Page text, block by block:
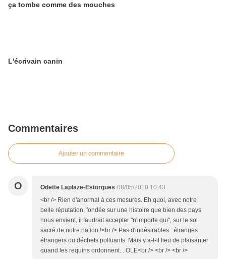
ça tombe comme des mouches
L'écrivain canin
Commentaires
Ajouter un commentaire
O Odette Laplaze-Estorgues 08/05/2010 10:43
<br /> Rien d'anormal à ces mesures. Eh quoi, avec notre
belle réputation, fondée sur une histoire que bien des pays
nous envient, il faudrait accepter "n'importe qui", sur le sol
sacré de notre nation !<br /> Pas d'indésirables : étranges
étrangers ou déchets polluants. Mais y a-t-il lieu de plaisanter
quand les requins ordonnent... OLE<br /> <br /> <br />